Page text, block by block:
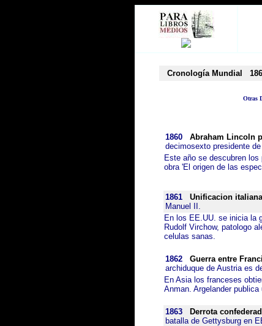
Cronología Mundial
Otras
1860 Abraham Lincoln
decimosexto presidente
Este año se descubren
obra 'El origen de las
1861 Unificacion italiana
Manuel II.
En los EE.UU. se inicia la
Rudolf Virchow, patologo
celulas sanas.
1862 Guerra entre
archiduque de Austria es
En Asia los franceses
Anman. Argelander
1863 Derrota
batalla de Gettysburg en